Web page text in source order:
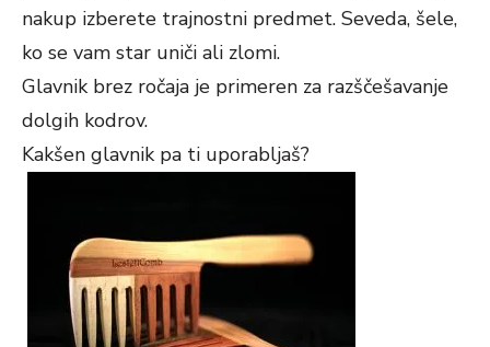
nakup izberete trajnostni predmet. Seveda, šele,
ko se vam star uniči ali zlomi.
Glavnik brez ročaja je primeren za razščešavanje
dolgih kodrov.
Kakšen glavnik pa ti uporabljaš?